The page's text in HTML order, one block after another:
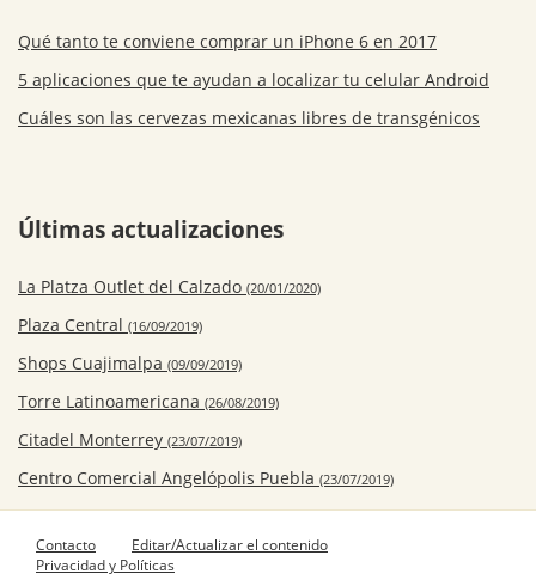
Qué tanto te conviene comprar un iPhone 6 en 2017
5 aplicaciones que te ayudan a localizar tu celular Android
Cuáles son las cervezas mexicanas libres de transgénicos
Últimas actualizaciones
La Platza Outlet del Calzado (20/01/2020)
Plaza Central (16/09/2019)
Shops Cuajimalpa (09/09/2019)
Torre Latinoamericana (26/08/2019)
Citadel Monterrey (23/07/2019)
Centro Comercial Angelópolis Puebla (23/07/2019)
Contacto
Editar/Actualizar el contenido
Privacidad y Políticas